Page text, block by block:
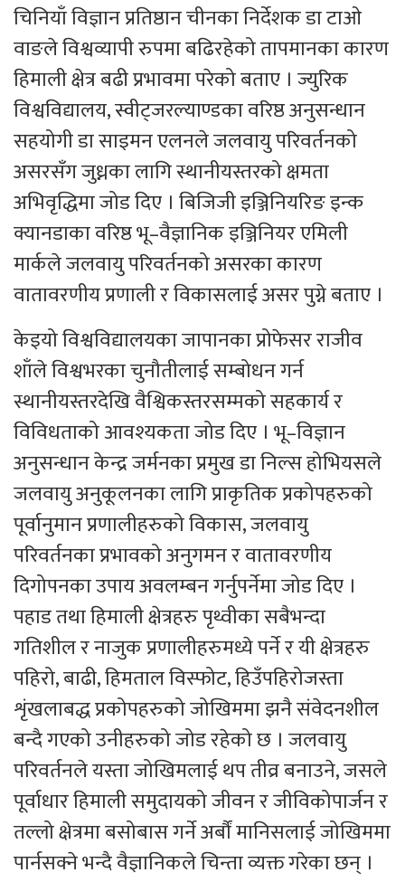
चिनियाँ विज्ञान प्रतिष्ठान चीनका निर्देशक डा टाओ
वाङले विश्वव्यापी रुपमा बढिरहेको तापमानका कारण
हिमाली क्षेत्र बढी प्रभावमा परेको बताए । ज्युरिक
विश्वविद्यालय, स्वीट्जरल्याण्डका वरिष्ठ अनुसन्धान
सहयोगी डा साइमन एलनले जलवायु परिवर्तनको
असरसँग जुध्नका लागि स्थानीयस्तरको क्षमता
अभिवृद्धिमा जोड दिए । बिजिजी इञ्जिनियरिङ इन्क
क्यानडाका वरिष्ठ भू–वैज्ञानिक इञ्जिनियर एमिली
मार्कले जलवायु परिवर्तनको असरका कारण
वातावरणीय प्रणाली र विकासलाई असर पुग्ने बताए ।
केइयो विश्वविद्यालयका जापानका प्रोफेसर राजीव
शाँले विश्वभरका चुनौतीलाई सम्बोधन गर्न
स्थानीयस्तरदेखि वैश्विकस्तरसम्मको सहकार्य र
विविधताको आवश्यकता जोड दिए । भू–विज्ञान
अनुसन्धान केन्द्र जर्मनका प्रमुख डा निल्स होभियसले
जलवायु अनुकूलनका लागि प्राकृतिक प्रकोपहरुको
पूर्वानुमान प्रणालीहरुको विकास, जलवायु
परिवर्तनका प्रभावको अनुगमन र वातावरणीय
दिगोपनका उपाय अवलम्बन गर्नुपर्नेमा जोड दिए ।
पहाड तथा हिमाली क्षेत्रहरु पृथ्वीका सबैभन्दा
गतिशील र नाजुक प्रणालीहरुमध्ये पर्ने र यी क्षेत्रहरु
पहिरो, बाढी, हिमताल विस्फोट, हिउँपहिरोजस्ता
शृंखलाबद्ध प्रकोपहरुको जोखिममा झनै संवेदनशील
बन्दै गएको उनीहरुको जोड रहेको छ । जलवायु
परिवर्तनले यस्ता जोखिमलाई थप तीव्र बनाउने, जसले
पूर्वाधार हिमाली समुदायको जीवन र जीविकोपार्जन र
तल्लो क्षेत्रमा बसोबास गर्ने अर्बौं मानिसलाई जोखिममा
पार्नसक्ने भन्दै वैज्ञानिकले चिन्ता व्यक्त गरेका छन् ।